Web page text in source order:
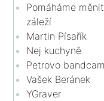
Pomáháme
záleží
Martin Písařík
Nej kuchyně
Petrovo
Vašek Beránek
YGraver